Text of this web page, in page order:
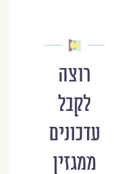
רוצה
לקבל
עדכונים
ממגזין